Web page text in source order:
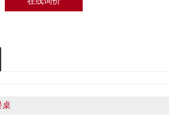
桌